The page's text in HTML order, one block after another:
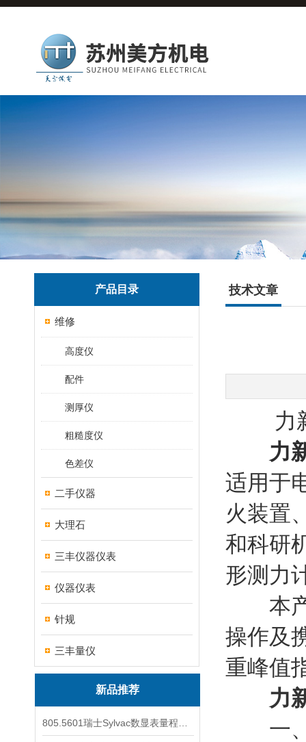
产品目录
维修
高度仪
配件
测厚仪
粗糙度仪
色差仪
二手仪器
大理石
三丰仪器仪表
仪器仪表
针规
三丰量仪
新品推荐
技术文章
力新
力
适用于
火装置
和科研
形测力
本产
操作及
重峰值
力
一、